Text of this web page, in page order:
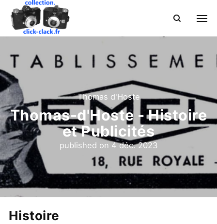
Thomas d'Hoste
Thomas-d'Hoste - Histoire
et Publicités
published on 4 déc. 2023
Histoire